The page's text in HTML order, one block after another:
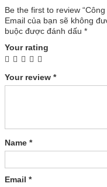
Be the first to review
Email của bạn sẽ không
buộc được đánh dấu *
Your rating
Your review *
Name *
Email *